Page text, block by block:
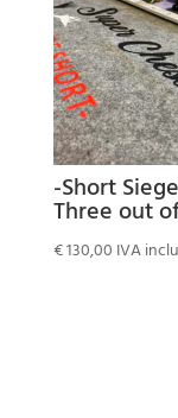
-Short
Three out
€130,00 IVA